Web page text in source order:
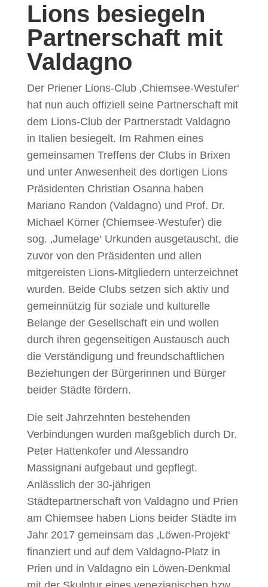
Lions besiegeln
Partnerschaft mit
Valdagno
Der Priener Lions-Club ‚Chiemsee-Westufer‘
hat nun auch offiziell seine Partnerschaft mit
dem Lions-Club der Partnerstadt Valdagno
in Italien besiegelt. Im Rahmen eines
gemeinsamen Treffens der Clubs in Brixen
und unter Anwesenheit des dortigen Lions
Präsidenten Christian Osanna haben
Mariano Randon (Valdagno) und Prof. Dr.
Michael Körner (Chiemsee-Westufer) die
sog. ‚Jumelage‘ Urkunden ausgetauscht, die
zuvor von den Präsidenten und allen
mitgereisten Lions-Mitgliedern unterzeichnet
wurden. Beide Clubs setzen sich aktiv und
gemeinnützig für soziale und kulturelle
Belange der Gesellschaft ein und wollen
durch ihren gegenseitigen Austausch auch
die Verständigung und freundschaftlichen
Beziehungen der Bürgerinnen und Bürger
beider Städte fördern.
Die seit Jahrzehnten bestehenden
Verbindungen wurden maßgeblich durch Dr.
Peter Hattenkofer und Alessandro
Massignani aufgebaut und gepflegt.
Anlässlich der 30-jährigen
Städtepartnerschaft von Valdagno und Prien
am Chiemsee haben Lions beider Städte im
Jahr 2017 gemeinsam das ‚Löwen-Projekt‘
finanziert und auf dem Valdagno-Platz in
Prien und in Valdagno ein Löwen-Denkmal